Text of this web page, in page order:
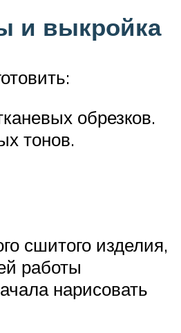
и выкройка
обрезков.
тонов.
сшитого изделия,
работы
нарисовать